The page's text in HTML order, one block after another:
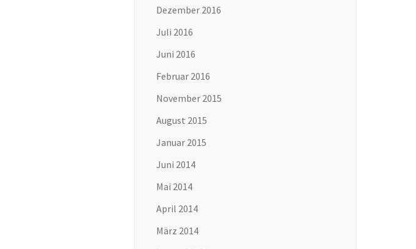
Dezember 2016
Juli 2016
Juni 2016
Februar 2016
November 2015
August 2015
Januar 2015
Juni 2014
Mai 2014
April 2014
März 2014